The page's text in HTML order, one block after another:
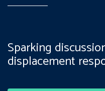
Sparking
displacement